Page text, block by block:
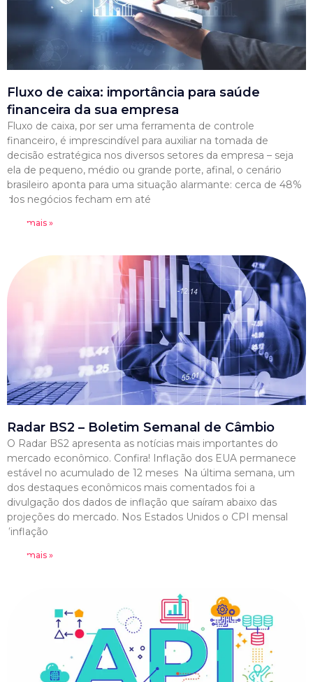
Fluxo de caixa: importância para saúde
financeira da sua empresa
Fluxo de caixa, por ser uma ferramenta de controle
financeiro, é imprescindível para auxiliar na tomada de
decisão estratégica nos diversos setores da empresa – seja
ela de pequeno, médio ou grande porte, afinal, o cenário
brasileiro aponta para uma situação alarmante: cerca de 48%
dos negócios fecham em até
Leia mais »
Radar BS2 – Boletim Semanal de Câmbio
O Radar BS2 apresenta as notícias mais importantes do
mercado econômico. Confira! Inflação dos EUA permanece
estável no acumulado de 12 meses Na última semana, um
dos destaques econômicos mais comentados foi a
divulgação dos dados de inflação que saíram abaixo das
projeções do mercado. Nos Estados Unidos o CPI mensal
(inflação
Leia mais »